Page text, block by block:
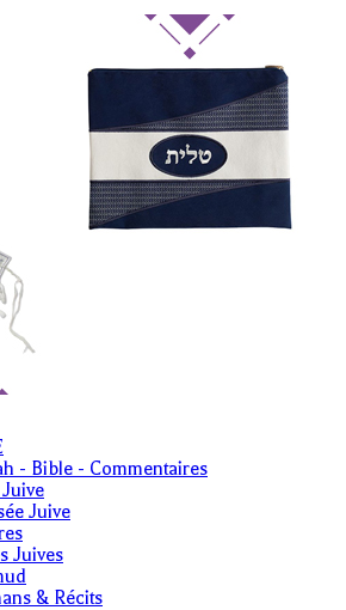
- Bible - Commentaires
Juive
Juives
& Récits